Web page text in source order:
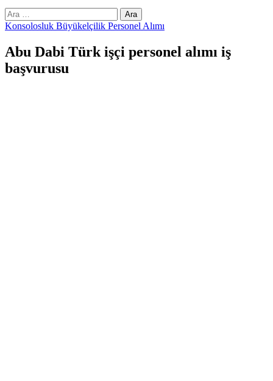
Arama:
Konsolosluk Büyükelçilik Personel Alımı
Abu Dabi Türk işçi personel alımı iş
başvurusu